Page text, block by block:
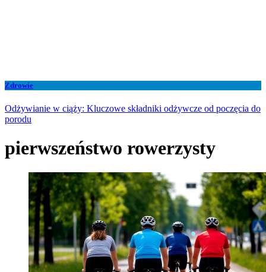
Zdrowie
Odżywianie w ciąży: Kluczowe składniki odżywcze od poczęcia do
porodu
pierwszeństwo rowerzysty